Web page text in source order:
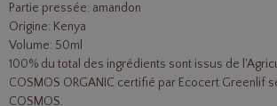
Partie pressée: amandon
Origine: Kenya
Volume: 50ml
100% du total des ingrédients sont issus de
COSMOS ORGANIC certifié par Ecocert Greenlif
COSMOS.